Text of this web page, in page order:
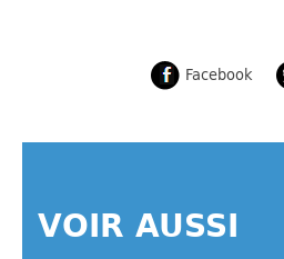
Facebook
VOIR AUSSI